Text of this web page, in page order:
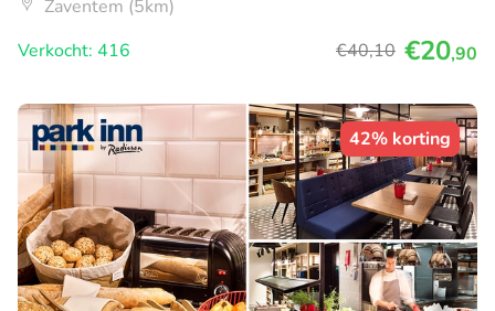
Zaventem (5km)
Verkocht: 416
€40,10 €20,90
42% korting